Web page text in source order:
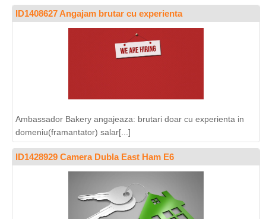
ID1408627 Angajam brutar cu experienta
Ambassador Bakery angajeaza: brutari doar cu experienta in
domeniu(framantator) salar[...]
ID1428929 Camera Dubla East Ham E6